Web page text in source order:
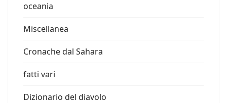
oceania
Miscellanea
Cronache dal Sahara
fatti vari
Dizionario del diavolo